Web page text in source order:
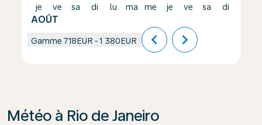
je
AOÛT
ve sa di lu ma me je ve sa di
Gamme 718EUR -1 380EUR chevron_left chevron_right
Météo à Rio de Janeiro